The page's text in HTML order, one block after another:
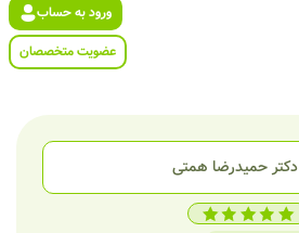
ورود به حساب
عضویت متخصصان
دکتر حمیدرضا همتی